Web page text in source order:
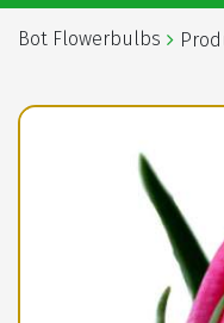
Bot Flowerbulbs